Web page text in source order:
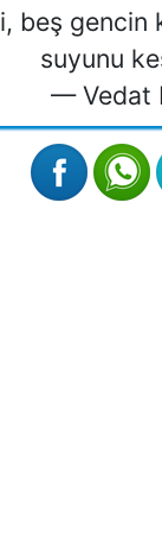
beş gencin
suyunu
— Vedat